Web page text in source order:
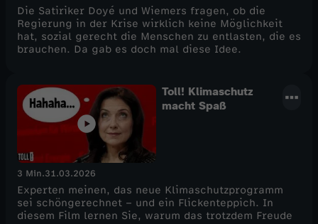
Die Satiriker Doyé und Wiemers fragen, ob die
Regierung in der Krise wirklich keine Möglichkeit
hat, sozial gerecht die Menschen zu entlasten, die es
brauchen. Da gab es doch mal diese Idee.
Toll! Klimaschutz
macht Spaß
3 Min.31.03.2026
Experten meinen, das neue Klimaschutzprogramm
sei schöngerechnet – und ein Flickenteppich. In
diesem Film lernen Sie, warum das trotzdem Freude